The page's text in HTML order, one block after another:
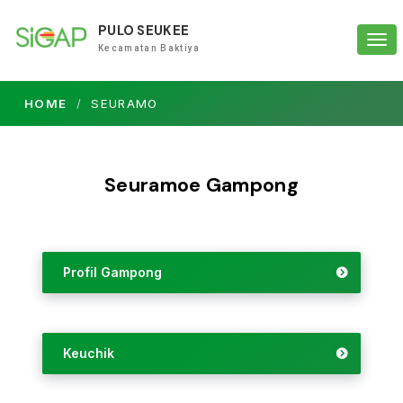
PULO SEUKEE
Kecamatan Baktiya
HOME SEURAMO
Seuramoe Gampong
Profil Gampong
Keuchik